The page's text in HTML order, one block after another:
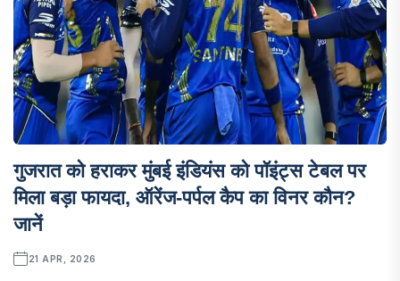
गुजरात को हराकर मुंबई इंडियंस को पॉइंट्स टेबल पर
मिला बड़ा फायदा, ऑरेंज-पर्पल कैप का विनर कौन?
जानें
21 APR, 2026